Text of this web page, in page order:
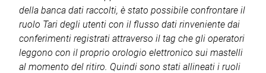
della banca dati raccolti, è stato possibile confrontare il
ruolo Tari degli utenti con il flusso dati rinveniente dai
conferimenti registrati attraverso il tag che gli operatori
leggono con il proprio orologio elettronico sui mastelli
al momento del ritiro. Quindi sono stati allineati i ruoli